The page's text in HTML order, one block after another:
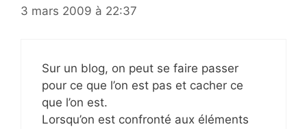
3 mars 2009 à 22:37
Sur un blog, on peut se faire passer
pour ce que l’on est pas et cacher ce
que l’on est.
Lorsqu’on est confronté aux éléments